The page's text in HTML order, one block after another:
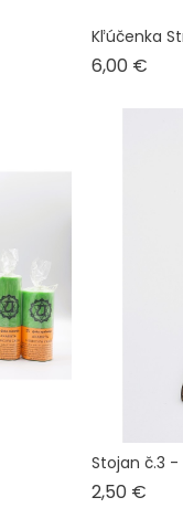
Kľúčenka
6,00 €
Stojan č.3
2,50 €